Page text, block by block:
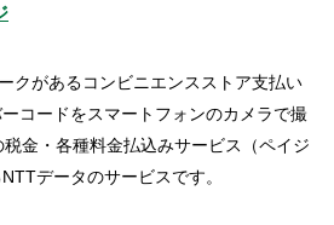
クがあるコンビニエンスストア支払い
コードをスマートフォンのカメラで撮
金・各種料金払込みサービス（ペイジ
データのサービスです。